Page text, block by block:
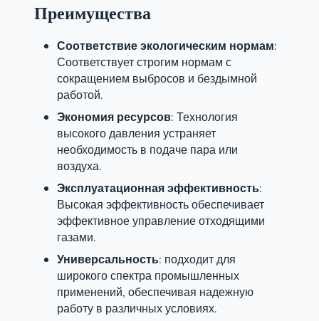
Преимущества
Соответствие экологическим нормам:
Соответствует строгим нормам с
сокращением выбросов и бездымной
работой.
Экономия ресурсов: Технология
высокого давления устраняет
необходимость в подаче пара или
воздуха.
Эксплуатационная эффективность:
Высокая эффективность обеспечивает
эффективное управление отходящими
газами.
Универсальность: подходит для
широкого спектра промышленных
применений, обеспечивая надежную
работу в различных условиях.